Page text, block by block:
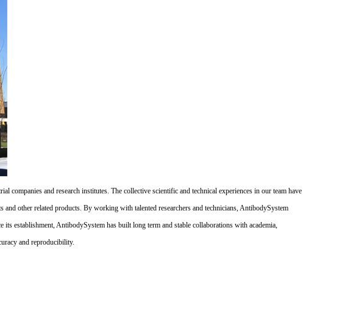
and research institutes. The collective scientific and technical experiences in our team have
other related products. By working with talented researchers and technicians, AntibodySystem
establishment, AntibodySystem has built long term and stable collaborations with academia,
and reproducibility.